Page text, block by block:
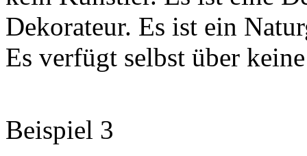
Dekorateur. Es ist ein
Es verfügt selbst über
Beispiel 3